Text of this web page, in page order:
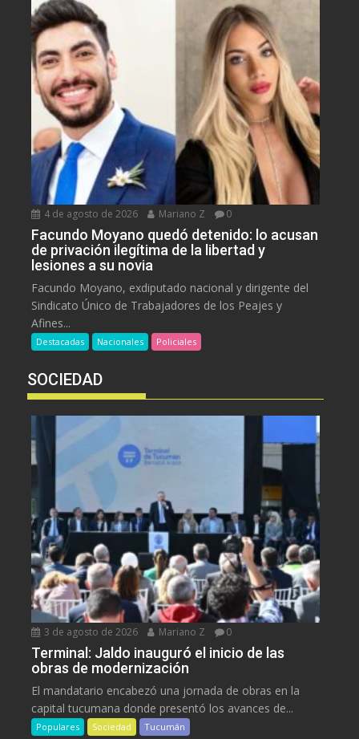
4 de agosto de 2026 Mariano Z 0
Facundo Moyano quedó detenido: lo acusan
de privación ilegítima de la libertad y
lesiones a su novia
Facundo Moyano, exdiputado nacional y dirigente del
Sindicato Único de Trabajadores de los Peajes y
Afines...
Destacadas Nacionales Policiales
SOCIEDAD
3 de agosto de 2026 Mariano Z 0
Terminal: Jaldo inauguró el inicio de las
obras de modernización
El mandatario encabezó una jornada de obras en la
capital tucumana donde presentó los avances de...
Populares Sociedad Tucumán